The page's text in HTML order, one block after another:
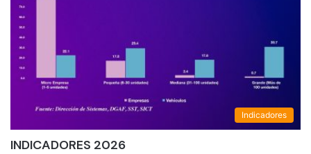
Indicadores
INDICADORES 2026